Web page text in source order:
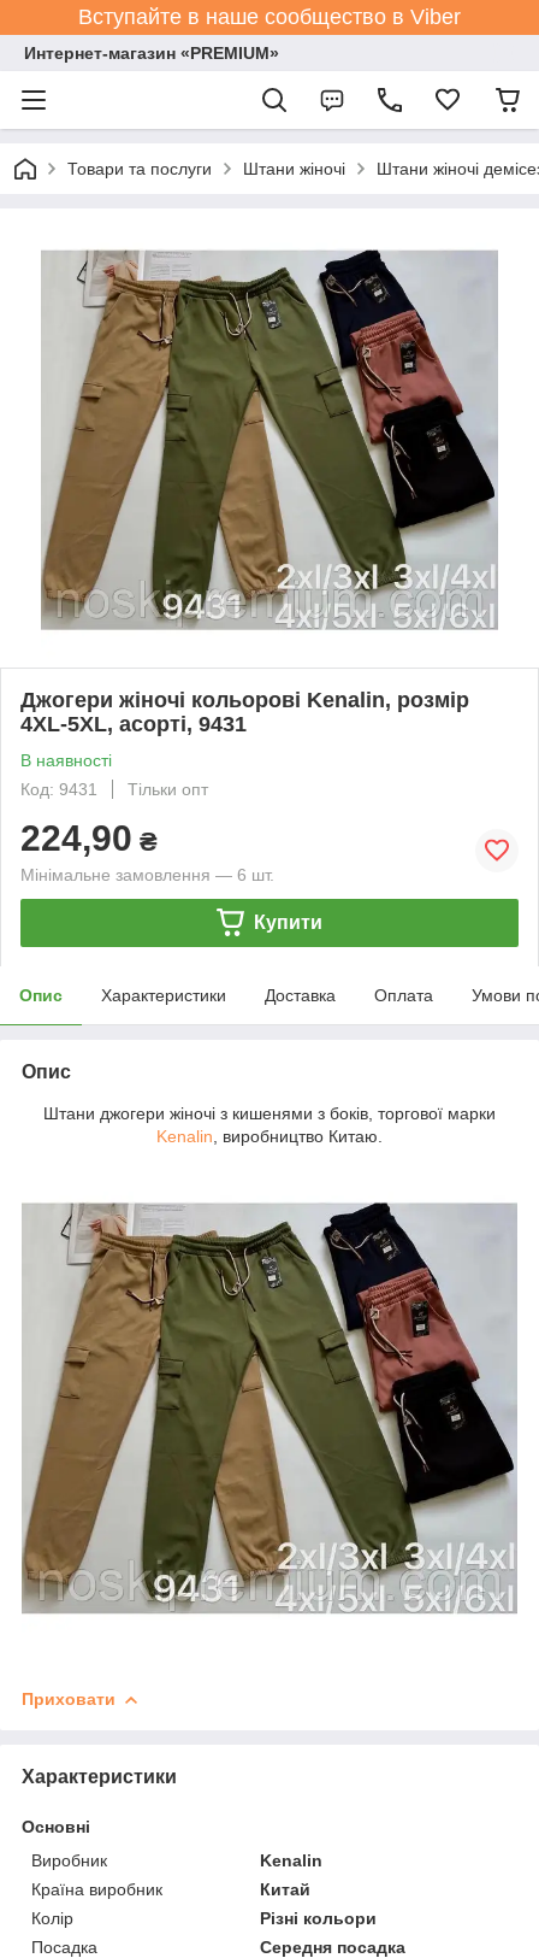
Вступайте в наше сообщество в Viber
Интернет-магазин «PREMIUM»
Товари та послуги Штани жіночі Штани жіночі
Джогери жіночі кольорові Kenalin, розмір
4XL-5XL, асорті, 9431
В наявності
Код: 9431
Тільки опт
224,90 ₴
Мінімальне замовлення — 6 шт.
Купити
Опис Характеристики Доставка Оплата Умови
Опис
Штани джогери жіночі з кишенями з боків, торгової марки
Kenalin , виробництво Китаю.
Приховати
Характеристики
Основні
Виробник
Kenalin
Країна виробник
Китай
Колір
Різні кольори
Посадка
Середня посадка